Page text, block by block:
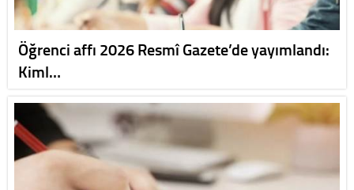
Öğrenci affı 2026 Resmî Gazete’de yayımlandı:
Kiml…